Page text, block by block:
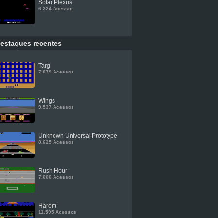
Solar Plexus
6.224 Acessos
recentes
Targ
7.879 Acessos
Wings
9.537 Acessos
Unknown Universal Prototype
8.625 Acessos
Rush Hour
7.000 Acessos
Harem
11.595 Acessos